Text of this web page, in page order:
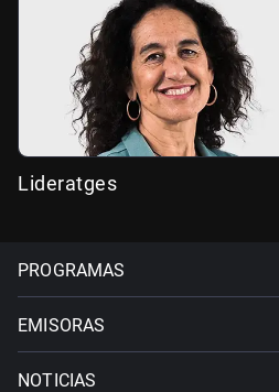
Lideratges
PROGRAMAS
EMISORAS
NOTICIAS